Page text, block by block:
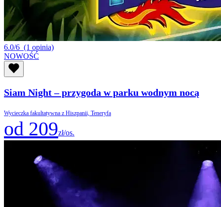
6.0/6 (1 opinia)
NOWOŚĆ
Siam Night – przygoda w parku wodnym nocą
Wycieczka fakultatywna z Hiszpanii, Teneryfa
od 209zł/os.